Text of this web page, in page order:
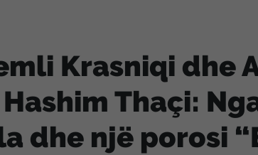
Krasniqi dhe
Thaçi:
dhe një porosi